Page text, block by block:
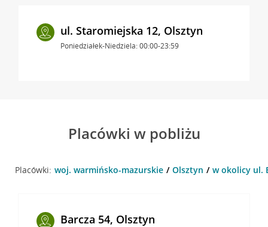
ul. Staromiejska 12, Olsztyn
Poniedziałek-Niedziela: 00:00-23:59
Placówki w pobliżu
Placówki: woj. warmińsko-mazurskie Olsztyn w okolicy ul.
Barcza 54, Olsztyn